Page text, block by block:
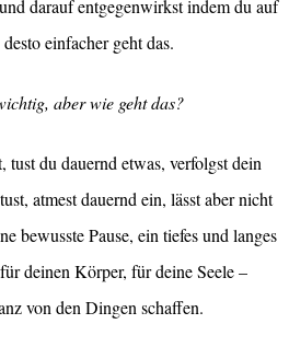
darauf entgegenwirkst indem du auf
einfacher geht das.
aber wie geht das?
du dauernd etwas, verfolgst dein
atmest dauernd ein, lässt aber nicht
bewusste Pause, ein tiefes und langes
deinen Körper, für deine Seele –
von den Dingen schaffen.